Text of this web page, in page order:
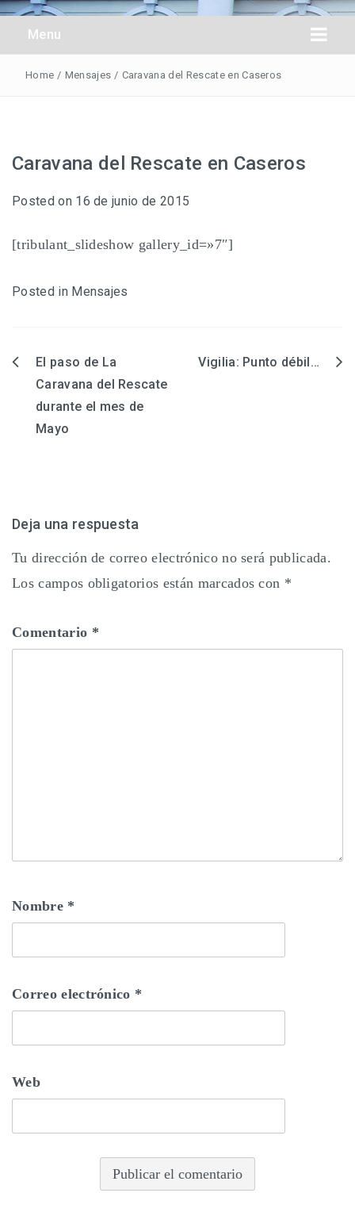
Obreros Universal
Menu
Home / Mensajes / Caravana del Rescate en Caseros
Caravana del Rescate en Caseros
Posted on 16 de junio de 2015
[tribulant_slideshow gallery_id=»7″]
Posted in Mensajes
Navegación
entradas
El paso de La
Caravana del Rescate
durante el mes de
Mayo
Vigilia: Punto débil…
Deja una respuesta
Tu dirección de correo electrónico no será publicada.
Los campos obligatorios están marcados con *
Comentario *
Nombre *
Correo electrónico *
Web